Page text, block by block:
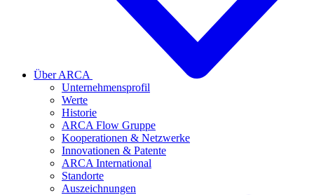
Über ARCA
Unternehmensprofil
Werte
Historie
ARCA Flow Gruppe
Kooperationen & Netzwerke
Innovationen & Patente
ARCA International
Standorte
Auszeichnungen